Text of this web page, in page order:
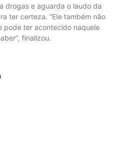
drogas e aguarda o laudo da
ter certeza. “Ele também não
pode ter acontecido naquele
finalizou.